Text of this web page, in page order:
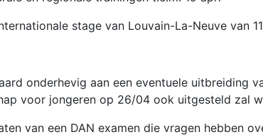
stage van Louvain-La-Neuve van 11
onderhevig aan een eventuele uitbreiding
voor jongeren op 26/04 ook uitgesteld zal
van een DAN examen die vragen hebben